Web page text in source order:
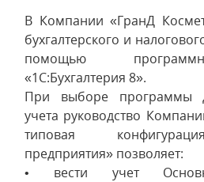
В Компании «ГранД
бухгалтерского и
помощью
«1С:Бухгалтерия 8».
При выборе программы
учета руководство
типовая
предприятия» позволяет:
• вести учет